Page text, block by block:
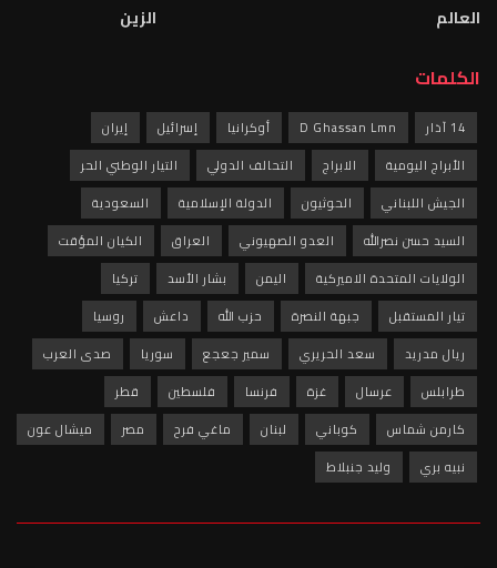
العالم
الزين
الكلمات
14 آذار D Ghassan Lmn أوكرانيا إسرائيل
إيران
الأبراج اليومية
الابراج التحالف الدولي
التيار الوطني الحر
الجيش اللبناني
الحوثيون الدولة الإسلامية
السعودية
السيد حسن نصرالله
العدو الصهيوني العراق
الكيان المؤقت
الولايات المتحدة الاميركية
اليمن بشار الأسد
تركيا
تيار المستقبل
جبهة النصرة حزب الله داعش
روسيا
ريال مدريد
سعد الحريري سمير جعجع سوريا
صدى العرب
طرابلس
عرسال غزة فرنسا فلسطين
قطر
كارمن شماس
كوباني لبنان ماغي فرح مصر
ميشال عون
نبيه بري
وليد جنبلاط